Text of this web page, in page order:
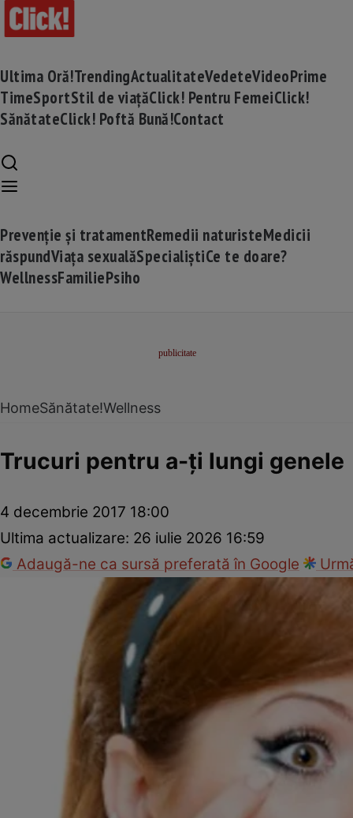
Ultima Oră!TrendingActualitateVedeteVideoPrime
TimeSportStil de viațăClick! Pentru FemeiClick!
SănătateClick! Poftă Bună!Contact
Prevenție și tratamentRemedii naturisteMedicii
răspundViața sexualăSpecialiștiCe te doare?
WellnessFamiliePsiho
HomeSănătate!Wellness
Trucuri pentru a-ţi lungi genele
4 decembrie 2017 18:00
Ultima actualizare: 26 iulie 2026 16:59
Adaugă-ne ca sursă preferată în Google